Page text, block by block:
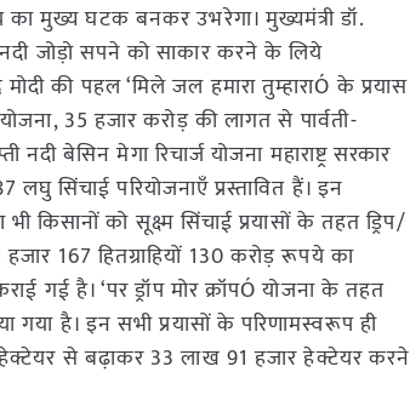
का मुख्य घटक बनकर उभरेगा। मुख्यमंत्री डॉ.
नदी जोड़ो सपने को साकार करने के लिये
मोदी की पहल ‘मिले जल हमारा तुम्हाराÓ के प्रयास
35 हजार करोड़ की लागत से पार्वती-
बेसिन मेगा रिचार्ज योजना महाराष्ट्र सरकार
सिंचाई परियोजनाएँ प्रस्तावित हैं। इन
किसानों को सूक्ष्म सिंचाई प्रयासों के तहत ड्रिप/
167 हितग्राहियों 130 करोड़ रूपये का
गई है। ‘पर ड्रॉप मोर क्रॉपÓ योजना के तहत
गया है। इन सभी प्रयासों के परिणामस्वरूप ही
हेक्टेयर से बढ़ाकर 33 लाख 91 हजार हेक्टेयर करने